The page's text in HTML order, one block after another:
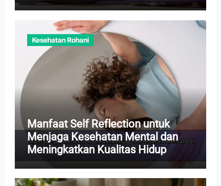
Kesehatan Rohani
Manfaat Self Reflection untuk
Menjaga Kesehatan Mental dan
Meningkatkan Kualitas Hidup